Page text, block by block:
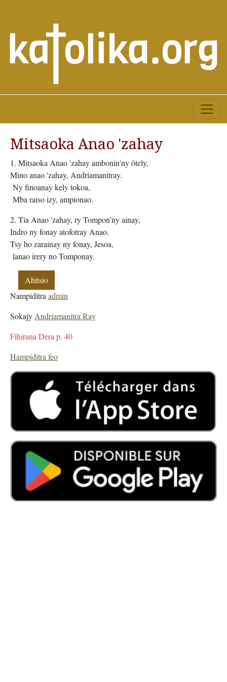
Mitsaoka Anao 'zahay
1. Mitsaoka Anao 'zahay ambonin'ny ôtely,
Mino anao 'zahay, Andriamanitray.
Ny finoanay kely tokoa,
Mba raiso izy, ampionao.
2. Tia Anao 'zahay, ry Tompon'ny ainay,
Indro ny fonay atofotray Anao.
Tsy ho zarainay ny fonay, Jesoa,
lanao irery no Tomponay.
Ahitsio
Nampiditra admin
Sokajy Andriamanitra Ray
Fihirana Dera p. 40
Hampiditra feo